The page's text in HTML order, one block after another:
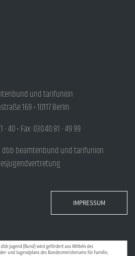
und tarifunion
169 • 10117 Berlin
- 40 • Fax: 030.40 81 - 49 99
dbb beamtenbund und tarifunion
IMPRESSUM